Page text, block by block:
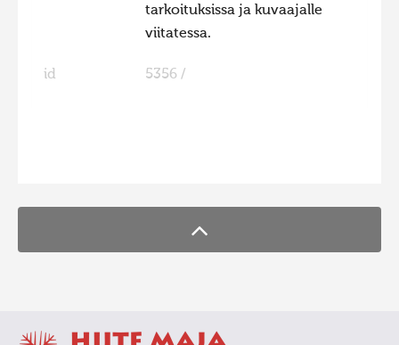
tarkoituksissa ja kuvaajalle
viitatessa.
id 5356 /